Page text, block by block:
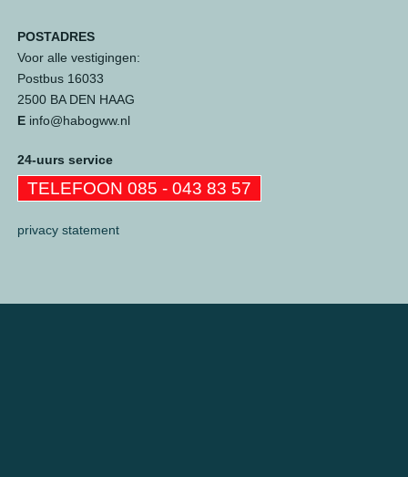
POSTADRES
Voor alle vestigingen:
Postbus 16033
2500 BA DEN HAAG
Einfo@habogww.nl
24-uurs service
TELEFOON 085 - 043 83 57
privacy statement